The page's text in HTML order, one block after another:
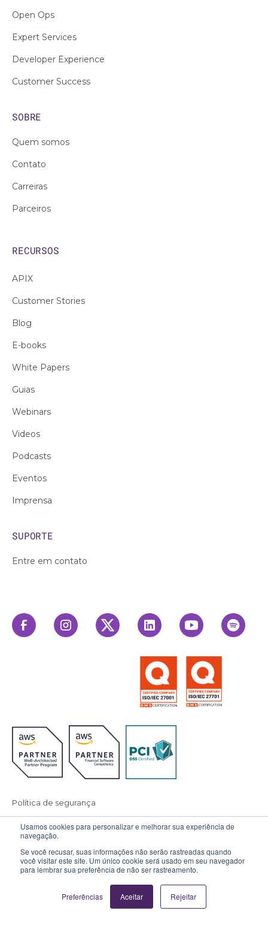
Usamos cookies para personalizar e melhorar sua experiência de
navegação.
Se você recusar, suas informações não serão rastreadas quando
você visitar este site. Um único cookie será usado em seu navegador
para lembrar sua preferência de não ser rastreamento.
Preferências Aceitar Rejeitar
Open Ops
Expert Services
Developer Experience
Customer Success
SOBRE
Quem somos
Contato
Carreiras
Parceiros
RECURSOS
APIX
Customer Stories
Blog
E-books
White Papers
Guias
Webinars
Videos
Podcasts
Eventos
Imprensa
SUPORTE
Entre em contato
© 2026 Sensedia. All rights reserved.
Política de privacidade
Política de segurança
Privacidade de dados